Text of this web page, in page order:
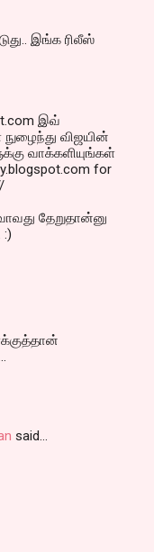
இங்க ரிலீஸ்
இவ்
விஜயின்
வாக்களியுங்கள்
for
தேறுதான்னு
:)
said…